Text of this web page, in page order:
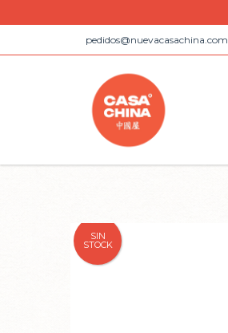
pedidos@nuevacasachina.com
SIN
STOCK